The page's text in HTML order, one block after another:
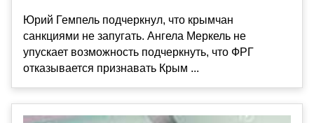
Юрий Гемпель подчеркнул, что крымчан
санкциями не запугать. Ангела Меркель не
упускает возможность подчеркнуть, что ФРГ
отказывается признавать Крым ...